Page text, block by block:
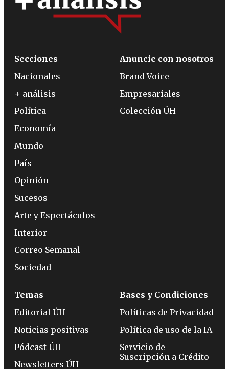
Secciones
Nacionales
+ análisis
Política
Economía
Mundo
País
Opinión
Sucesos
Arte y Espectáculos
Interior
Correo Semanal
Sociedad
Anuncie con nosotros
Brand Voice
Empresariales
Colección ÚH
Temas
Editorial ÚH
Noticias positivas
Pódcast ÚH
Newsletters ÚH
Bases y Condiciones
Políticas de Privacidad
Política de uso de la IA
Servicio de
Suscripción a Crédito